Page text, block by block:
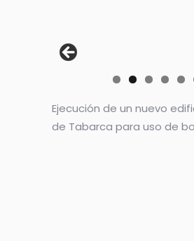
Ejecución de un nuevo
de Tabarca para uso de